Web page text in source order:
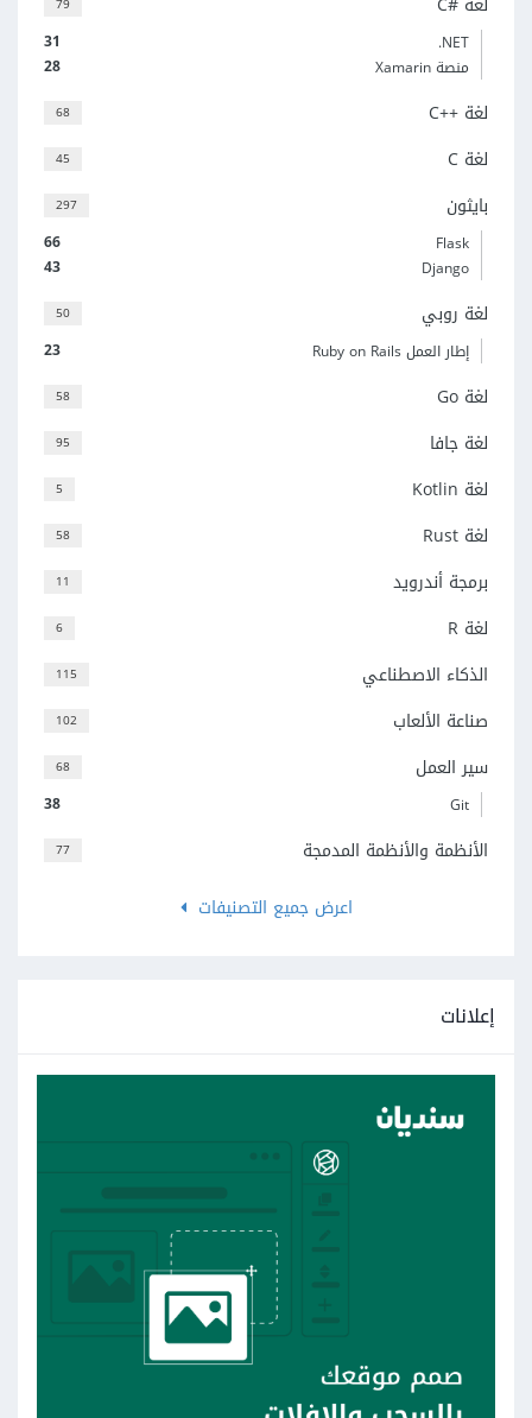
31
‎.NET
28
منصة Xamarin
68 لغة C++‎
45 لغة C
297 بايثون
66
Flask
43
Django
50 لغة روبي
23 إطار العمل Ruby on Rails
58 لغة Go
95 لغة جافا
5 لغة Kotlin
58 لغة Rust
11 برمجة أندرويد
6 لغة R
115 الذكاء الاصطناعي
102 صناعة الألعاب
68 سير العمل
38 Git
77
الأنظمة والأنظمة المدمجة
اعرض جميع التصنيفات
إعلانات